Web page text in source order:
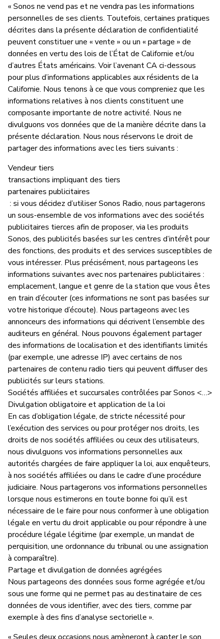
« Sonos ne vend pas et ne vendra pas les informations
personnelles de ses clients. Toutefois, certaines pratiques
décrites dans la présente déclaration de confidentialité
peuvent constituer une « vente » ou un « partage » de
données en vertu des lois de l’État de Californie et/ou
d’autres États américains. Voir l’avenant CA ci-dessous
pour plus d’informations applicables aux résidents de la
Californie. Nous tenons à ce que vous compreniez que les
informations relatives à nos clients constituent une
composante importante de notre activité. Nous ne
divulguons vos données que de la manière décrite dans la
présente déclaration. Nous nous réservons le droit de
partager des informations avec les tiers suivants :
Vendeur tiers
transactions impliquant des tiers
partenaires publicitaires
: si vous décidez d’utiliser Sonos Radio, nous partagerons
un sous-ensemble de vos informations avec des sociétés
publicitaires tierces afin de proposer, via les produits
Sonos, des publicités basées sur les centres d’intérêt pour
des fonctions, des produits et des services susceptibles de
vous intéresser. Plus précisément, nous partageons les
informations suivantes avec nos partenaires publicitaires :
emplacement, langue et genre de la station que vous êtes
en train d’écouter (ces informations ne sont pas basées sur
votre historique d’écoute). Nous partageons avec les
annonceurs des informations qui décrivent l’ensemble des
auditeurs en général. Nous pouvons également partager
des informations de localisation et des identifiants limités
(par exemple, une adresse IP) avec certains de nos
partenaires de contenu radio tiers qui peuvent diffuser des
publicités sur leurs stations.
Sociétés affiliées et succursales contrôlées par Sonos <…>
Divulgation obligatoire et application de la loi
En cas d’obligation légale, de stricte nécessité pour
l’exécution des services ou pour protéger nos droits, les
droits de nos sociétés affiliées ou ceux des utilisateurs,
nous divulguons vos informations personnelles aux
autorités chargées de faire appliquer la loi, aux enquêteurs,
à nos sociétés affiliées ou dans le cadre d’une procédure
judiciaire. Nous partagerons vos informations personnelles
lorsque nous estimerons en toute bonne foi qu’il est
nécessaire de le faire pour nous conformer à une obligation
légale en vertu du droit applicable ou pour répondre à une
procédure légale légitime (par exemple, un mandat de
perquisition, une ordonnance du tribunal ou une assignation
à comparaître).
Partage et divulgation de données agrégées
Nous partageons des données sous forme agrégée et/ou
sous une forme qui ne permet pas au destinataire de ces
données de vous identifier, avec des tiers, comme par
exemple à des fins d’analyse sectorielle ».